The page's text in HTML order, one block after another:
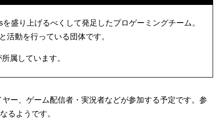
盛り上げるべくして発足したプロゲーミングチーム。
活動を行っている団体です。
属しています。
ー、ゲーム配信者・実況者などが参加する予定です。参
るようです。